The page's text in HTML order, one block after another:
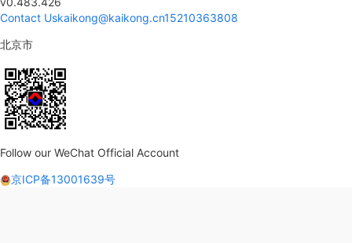
Contact Uskaikong@kaikong.cn15210363808
北京市
Follow our WeChat Official Account
京ICP备13001639号